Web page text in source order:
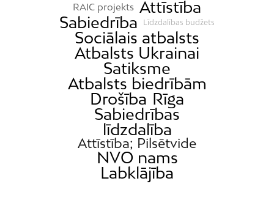
RAIC projekts Attīstība
Sabiedrība
Līdzdalības budžets
Sociālais atbalsts
Atbalsts Ukrainai
Satiksme
Atbalsts biedrībām
Drošība Rīga
Sabiedrības
līdzdalība
Attīstība; Pilsētvide
NVO nams
Labklājība